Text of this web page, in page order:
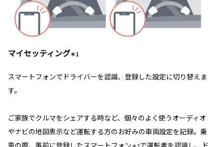
マイセッティング＊1
スマートフォンでドライバーを認識、登録した設定に切り替えま
す。
ご家族でクルマをシェアする時など、個々のよく使うオーディオ
やナビの地図表示など運転する方のお好みの車両設定を記録。乗
車の際、事前に登録したスマートフォン＊2で運転者を認識し、ド